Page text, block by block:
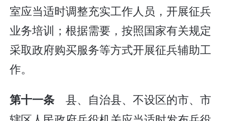
室应当适时调整充实工作人员，开展征兵
业务培训；根据需要，按照国家有关规定
采取政府购买服务等方式开展征兵辅助工
作。
第十一条 县、自治县、不设区的市、市